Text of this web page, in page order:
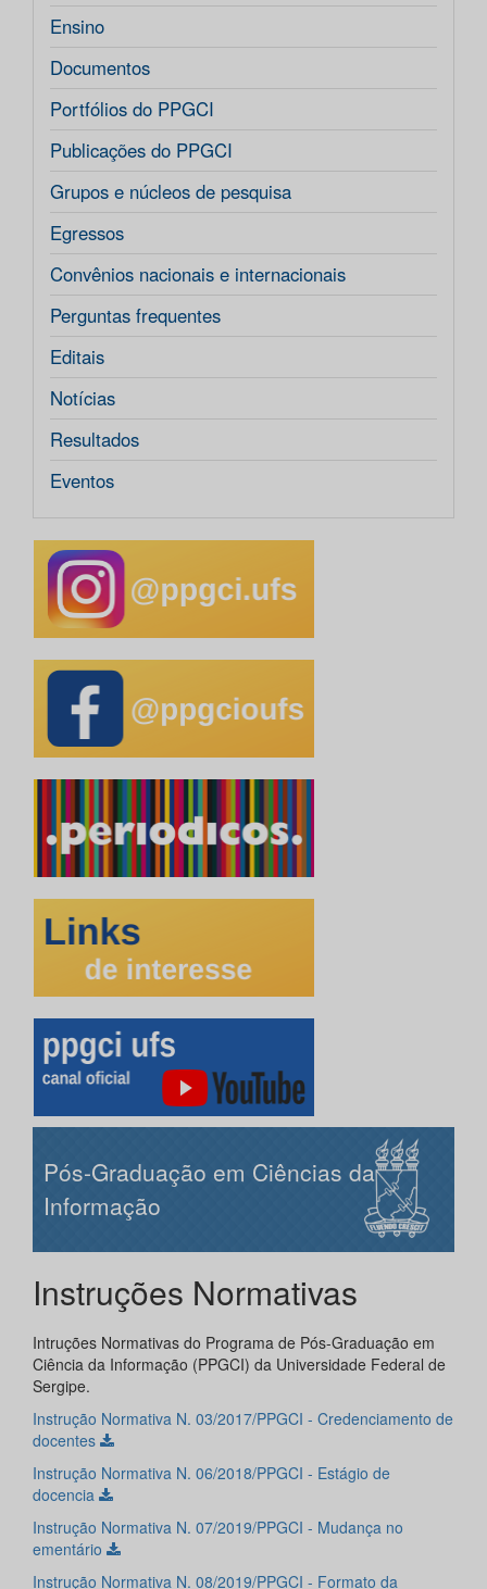
Ensino
Documentos
Portfólios do PPGCI
Publicações do PPGCI
Grupos e núcleos de pesquisa
Egressos
Convênios nacionais e internacionais
Perguntas frequentes
Editais
Notícias
Resultados
Eventos
Pós-Graduação em Ciências da
Informação
Instruções Normativas
Intruções Normativas do Programa de Pós-Graduação em
Ciência da Informação (PPGCI) da Universidade Federal de
Sergipe.
Instrução Normativa N. 03/2017/PPGCI - Credenciamento de
docentes
Instrução Normativa N. 06/2018/PPGCI - Estágio de
docencia
Instrução Normativa N. 07/2019/PPGCI - Mudança no
ementário
Instrução Normativa N. 08/2019/PPGCI - Formato da